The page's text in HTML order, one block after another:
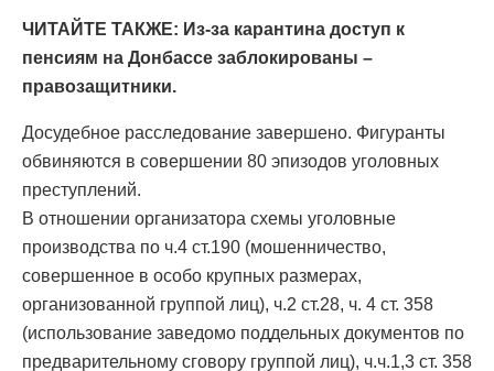
ЧИТАЙТЕ ТАКЖЕ: Из-за карантина доступ к
пенсиям на Донбассе заблокированы –
правозащитники.
Досудебное расследование завершено. Фигуранты
обвиняются в совершении 80 эпизодов уголовных
преступлений.
В отношении организатора схемы уголовные
производства по ч.4 ст.190 (мошенничество,
совершенное в особо крупных размерах,
организованной группой лиц), ч.2 ст.28, ч. 4 ст. 358
(использование заведомо поддельных документов по
предварительному сговору группой лиц), ч.ч.1,3 ст. 358